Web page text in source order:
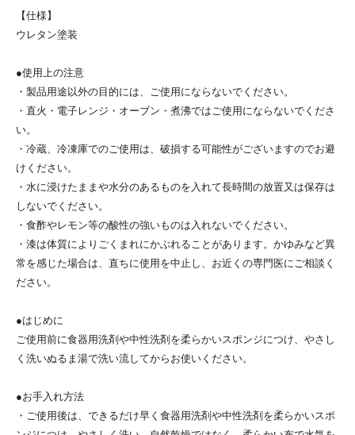
【仕様】
ウレタン塗装
●使用上の注意
・製品用途以外の目的には、ご使用にならないでください。
・直火・電子レンジ・オーブン・煮沸ではご使用にならないでくださ
い。
・冷蔵、冷凍庫でのご使用は、破損する可能性がございますのでお避
けください。
・水に浸けたままや水分のあるものを入れて長時間の放置又は保存は
しないでください。
・食酢やレモン等の酸性の強いものは入れないでください。
・漆は体質によりごくまれにかぶれることがあります。かゆみなど異
常を感じた場合は、直ちに使用を中止し、お近くの専門医にご相談く
ださい。
●はじめに
ご使用前に食器用洗剤や中性洗剤を柔らかいスポンジにつけ、やさし
く洗いぬるま湯で洗い流してからお使いください。
●お手入れ方法
・ご使用後は、できるだけ早く食器用洗剤や中性洗剤を柔らかいスポ